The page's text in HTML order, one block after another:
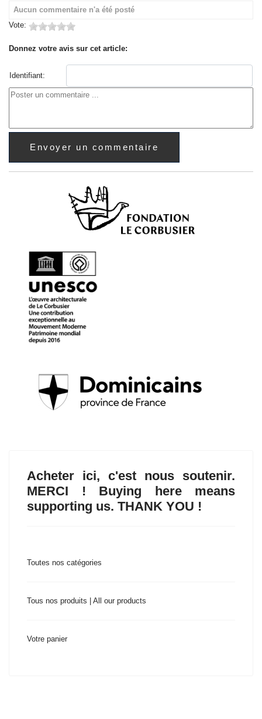
Aucun commentaire n'a été posté
Vote:
Donnez votre avis sur cet article:
Identifiant:
Acheter ici, c'est nous soutenir.
MERCI ! Buying here means
supporting us. THANK YOU !
Toutes nos catégories
Tous nos produits | All our products
Votre panier